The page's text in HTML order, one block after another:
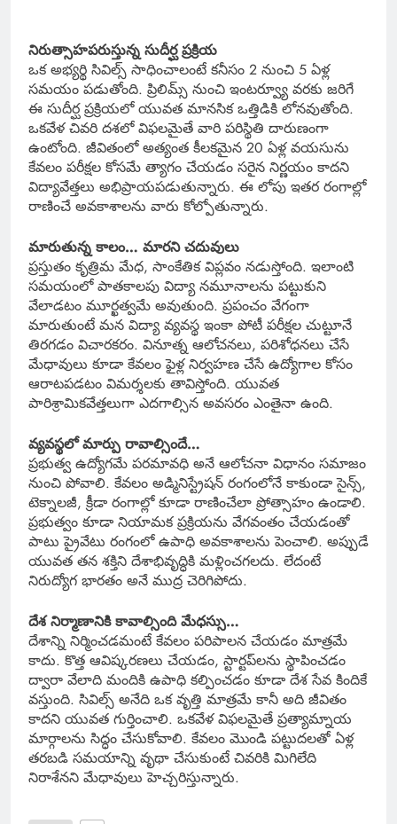
నిరుత్సాహపరుస్తున్న సుదీర్ఘ ప్రక్రియ
ఒక అభ్యర్థి సివిల్స్ సాధించాలంటే కనీసం 2 నుంచి 5 ఏళ్ల
సమయం పడుతోంది. ప్రిలిమ్స్ నుంచి ఇంటర్వ్యూ వరకు జరిగే
ఈ సుదీర్ఘ ప్రక్రియలో యువత మానసిక ఒత్తిడికి లోనవుతోంది.
ఒకవేళ చివరి దశలో విఫలమైతే వారి పరిస్థితి దారుణంగా
ఉంటోంది. జీవితంలో అత్యంత కీలకమైన 20 ఏళ్ల వయసును
కేవలం పరీక్షల కోసమే త్యాగం చేయడం సరైన నిర్ణయం కాదని
విద్యావేత్తలు అభిప్రాయపడుతున్నారు. ఈ లోపు ఇతర రంగాల్లో
రాణించే అవకాశాలను వారు కోల్పోతున్నారు.
మారుతున్న కాలం… మారని చదువులు
ప్రస్తుతం కృత్రిమ మేధ, సాంకేతిక విప్లవం నడుస్తోంది. ఇలాంటి
సమయంలో పాతకాలపు విద్యా నమూనాలను పట్టుకుని
వేలాడటం మూర్ఖత్వమే అవుతుంది. ప్రపంచం వేగంగా
మారుతుంటే మన విద్యా వ్యవస్థ ఇంకా పోటీ పరీక్షల చుట్టూనే
తిరగడం విచారకరం. వినూత్న ఆలోచనలు, పరిశోధనలు చేసే
మేధావులు కూడా కేవలం ఫైళ్ల నిర్వహణ చేసే ఉద్యోగాల కోసం
ఆరాటపడటం విమర్శలకు తావిస్తోంది. యువత
పారిశ్రామికవేత్తలుగా ఎదగాల్సిన అవసరం ఎంతైనా ఉంది.
వ్యవస్థలో మార్పు రావాల్సిందే…
ప్రభుత్వ ఉద్యోగమే పరమావధి అనే ఆలోచనా విధానం సమాజం
నుంచి పోవాలి. కేవలం అడ్మినిస్ట్రేషన్ రంగంలోనే కాకుండా సైన్స్,
టెక్నాలజీ, క్రీడా రంగాల్లో కూడా రాణించేలా ప్రోత్సాహం ఉండాలి.
ప్రభుత్వం కూడా నియామక ప్రక్రియను వేగవంతం చేయడంతో
పాటు ప్రైవేటు రంగంలో ఉపాధి అవకాశాలను పెంచాలి. అప్పుడే
యువత తన శక్తిని దేశాభివృద్ధికి మళ్లించగలదు. లేదంటే
నిరుద్యోగ భారతం అనే ముద్ర చెరిగిపోదు.
దేశ నిర్మాణానికి కావాల్సింది మేధస్సు…
దేశాన్ని నిర్మించడమంటే కేవలం పరిపాలన చేయడం మాత్రమే
కాదు. కొత్త ఆవిష్కరణలు చేయడం, స్టార్టప్‌లను స్థాపించడం
ద్వారా వేలాది మందికి ఉపాధి కల్పించడం కూడా దేశ సేవ కిందికే
వస్తుంది. సివిల్స్ అనేది ఒక వృత్తి మాత్రమే కానీ అది జీవితం
కాదని యువత గుర్తించాలి. ఒకవేళ విఫలమైతే ప్రత్యామ్నాయ
మార్గాలను సిద్ధం చేసుకోవాలి. కేవలం మొండి పట్టుదలతో ఏళ్ల
తరబడి సమయాన్ని వృథా చేసుకుంటే చివరికి మిగిలేది
నిరాశేనని మేధావులు హెచ్చరిస్తున్నారు.